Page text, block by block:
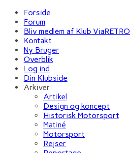
Forside
Forum
Bliv medlem af Klub ViaRETRO
Kontakt
Ny Bruger
Overblik
Log ind
Din Klubside
Arkiver
Artikel
Design og koncept
Historisk Motorsport
Matiné
Motorsport
Rejser